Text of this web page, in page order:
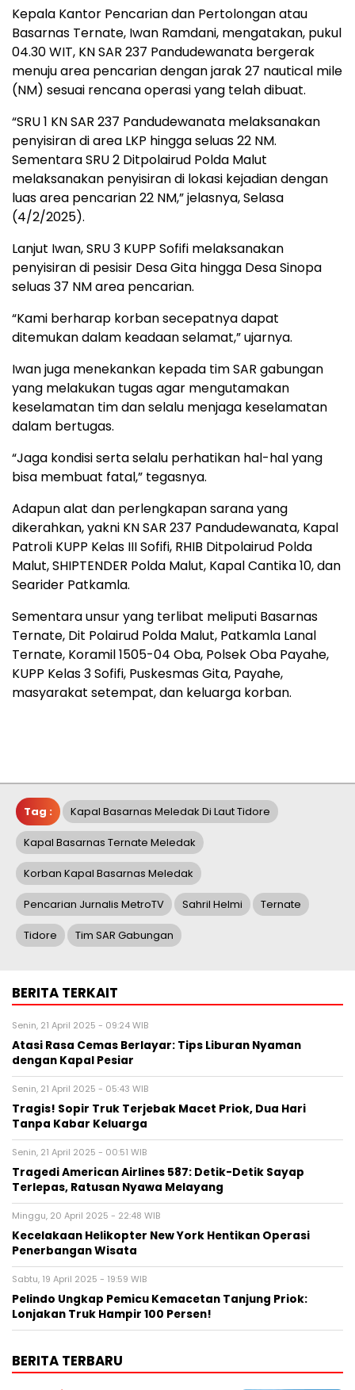
Kepala Kantor Pencarian dan Pertolongan atau
Basarnas Ternate, Iwan Ramdani, mengatakan, pukul
04.30 WIT, KN SAR 237 Pandudewanata bergerak
menuju area pencarian dengan jarak 27 nautical mile
(NM) sesuai rencana operasi yang telah dibuat.
“SRU 1 KN SAR 237 Pandudewanata melaksanakan
penyisiran di area LKP hingga seluas 22 NM.
Sementara SRU 2 Ditpolairud Polda Malut
melaksanakan penyisiran di lokasi kejadian dengan
luas area pencarian 22 NM,” jelasnya, Selasa
(4/2/2025).
Lanjut Iwan, SRU 3 KUPP Sofifi melaksanakan
penyisiran di pesisir Desa Gita hingga Desa Sinopa
seluas 37 NM area pencarian.
“Kami berharap korban secepatnya dapat
ditemukan dalam keadaan selamat,” ujarnya.
Iwan juga menekankan kepada tim SAR gabungan
yang melakukan tugas agar mengutamakan
keselamatan tim dan selalu menjaga keselamatan
dalam bertugas.
“Jaga kondisi serta selalu perhatikan hal-hal yang
bisa membuat fatal,” tegasnya.
Adapun alat dan perlengkapan sarana yang
dikerahkan, yakni KN SAR 237 Pandudewanata, Kapal
Patroli KUPP Kelas III Sofifi, RHIB Ditpolairud Polda
Malut, SHIPTENDER Polda Malut, Kapal Cantika 10, dan
Searider Patkamla.
Sementara unsur yang terlibat meliputi Basarnas
Ternate, Dit Polairud Polda Malut, Patkamla Lanal
Ternate, Koramil 1505-04 Oba, Polsek Oba Payahe,
KUPP Kelas 3 Sofifi, Puskesmas Gita, Payahe,
masyarakat setempat, dan keluarga korban.
Tag : Kapal Basarnas Meledak Di Laut Tidore
Kapal Basarnas Ternate Meledak
Korban Kapal Basarnas Meledak
Pencarian Jurnalis MetroTV Sahril Helmi Ternate
Tidore Tim SAR Gabungan
BERITA TERKAIT
Senin, 21 April 2025 - 09:24 WIB
Atasi Rasa Cemas Berlayar: Tips Liburan Nyaman
dengan Kapal Pesiar
Senin, 21 April 2025 - 05:43 WIB
Tragis! Sopir Truk Terjebak Macet Priok, Dua Hari
Tanpa Kabar Keluarga
Senin, 21 April 2025 - 00:51 WIB
Tragedi American Airlines 587: Detik-Detik Sayap
Terlepas, Ratusan Nyawa Melayang
Minggu, 20 April 2025 - 22:48 WIB
Kecelakaan Helikopter New York Hentikan Operasi
Penerbangan Wisata
Sabtu, 19 April 2025 - 19:59 WIB
Pelindo Ungkap Pemicu Kemacetan Tanjung Priok:
Lonjakan Truk Hampir 100 Persen!
BERITA TERBARU